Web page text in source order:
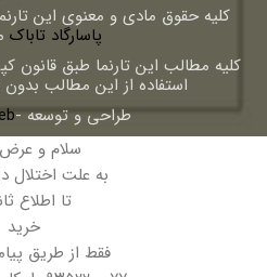
كليه حقوق مادی و معنوی اين
پاسارگاد تاباک
کلیه مطالب این تارنما طبق قانون
استفاده از این مطالب
طراحی و توسعه -
سلام و
به علت اختلال
تا اطلاع
خرید
فقط از طریق